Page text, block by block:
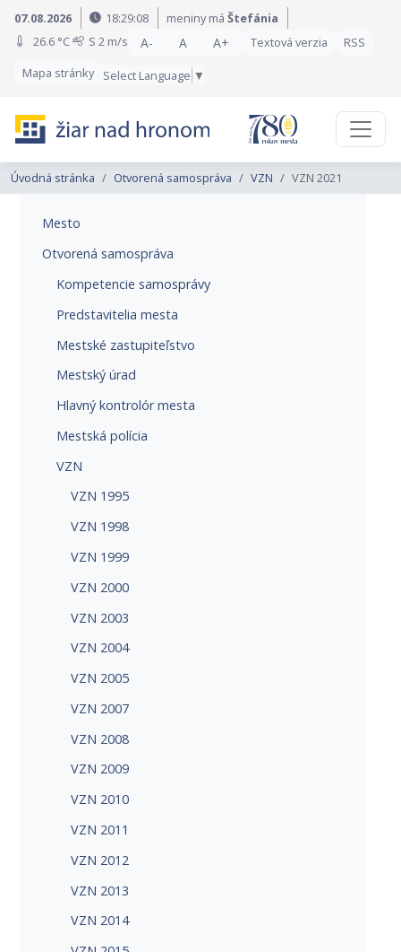
Preskočiť na obsah
Preskočiť na hlavné menu
07.08.2026 18:29:08 meniny máŠtefánia
26.6 °C
S 2 m/s A- A A+ Textová verzia
RSS
Mapa stránky
Select Language ▼
Úvodná stránka Otvorená samospráva VZN VZN 2021
Mesto
Otvorená samospráva
Kompetencie samosprávy
Predstavitelia mesta
Mestské zastupiteľstvo
Mestský úrad
Hlavný kontrolór mesta
Mestská polícia
VZN
VZN 1995
VZN 1998
VZN 1999
VZN 2000
VZN 2003
VZN 2004
VZN 2005
VZN 2007
VZN 2008
VZN 2009
VZN 2010
VZN 2011
VZN 2012
VZN 2013
VZN 2014